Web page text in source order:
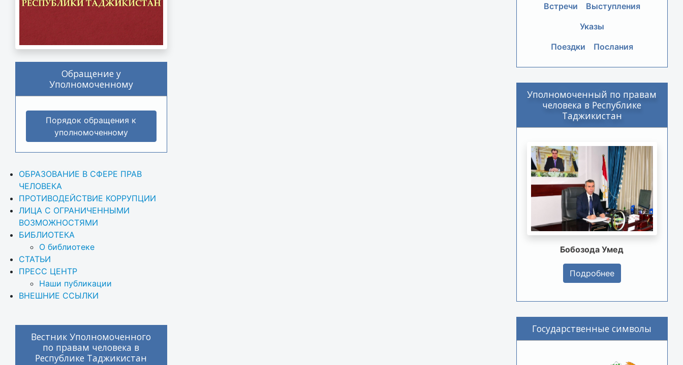
Обращение у
Уполномоченному
Порядок обращения к
уполномоченному
ОБРАЗОВАНИЕ В СФЕРЕ ПРАВ
ЧЕЛОВЕКА
ПРОТИВОДЕЙСТВИЕ КОРРУПЦИИ
ЛИЦА С ОГРАНИЧЕННЫМИ
ВОЗМОЖНОСТЯМИ
БИБЛИОТЕКА
О библиотеке
СТАТЬИ
ПРЕСС ЦЕНТР
Наши публикации
ВНЕШНИЕ ССЫЛКИ
Вестник Уполномоченного
по правам человека в
Республике Таджикистан
Встречи
Выступления
Указы
Поездки
Послания
Уполномоченный по правам
человека в Республике
Таджикистан
Бобозода Умед
Подробнее
Государственные символы